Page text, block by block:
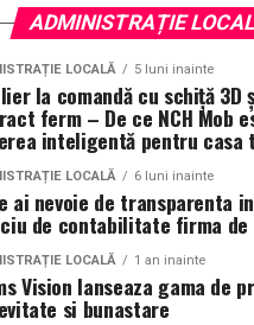
ADMINISTRAȚIE
LOCALĂ 5 luni inainte
la comandă cu schiță 3D
ferm – De ce NCH Mob
inteligentă pentru casa
LOCALĂ 6 luni inainte
ai nevoie de transparenta
de contabilitate firma
LOCALĂ 1 an inainte
Vision lanseaza gama de
si bunastare